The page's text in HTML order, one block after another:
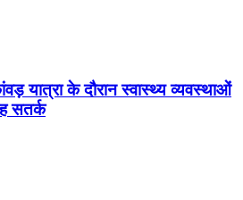
यात्रा के दौरान स्वास्थ्य व्यवस्थाओं
सतर्क